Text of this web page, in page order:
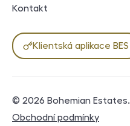
Kontakt
Klientská aplikace BES
© 2026 Bohemian Estates.
Právní dokumenty
Obchodní podmínky